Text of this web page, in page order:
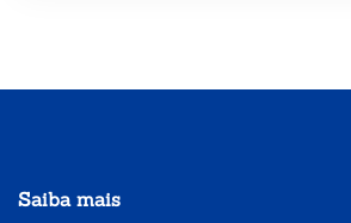
Saiba mais